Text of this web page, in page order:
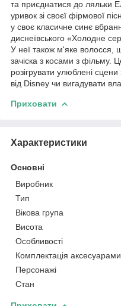
та приєднатися до ляльки
уривок зі своєї фірмової
у своє класичне синє
диснеївського «Холодне
У неї також м'яке волосся,
зачіска з косами з фільму.
розігрувати улюблені
від Disney чи вигадувати
Приховати
Характеристики
Основні
Виробник
Тип
Вікова група
Висота
Особливості
Комплектація аксесуарами
Персонажі
Стан